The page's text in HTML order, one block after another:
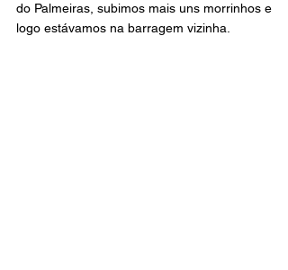
do Palmeiras, subimos mais uns morrinhos e
logo estávamos na barragem vizinha.